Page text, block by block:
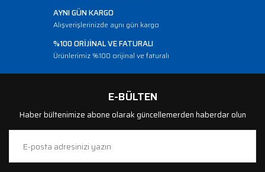
AYNI GÜN KARGO
Alışverişlerinizde aynı gün kargo
%100 ORİJİNAL VE FATURALI
Ürünlerimiz %100 orijinal ve faturalı
E-BÜLTEN
Haber bültenimize abone olarak güncellemerden haberdar olun